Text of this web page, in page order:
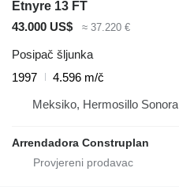
Etnyre 13 FT
43.000 US$
≈ 37.220 €
Posipač šljunka
1997
4.596 m/č
Meksiko, Hermosillo Sonora
Arrendadora Construplan